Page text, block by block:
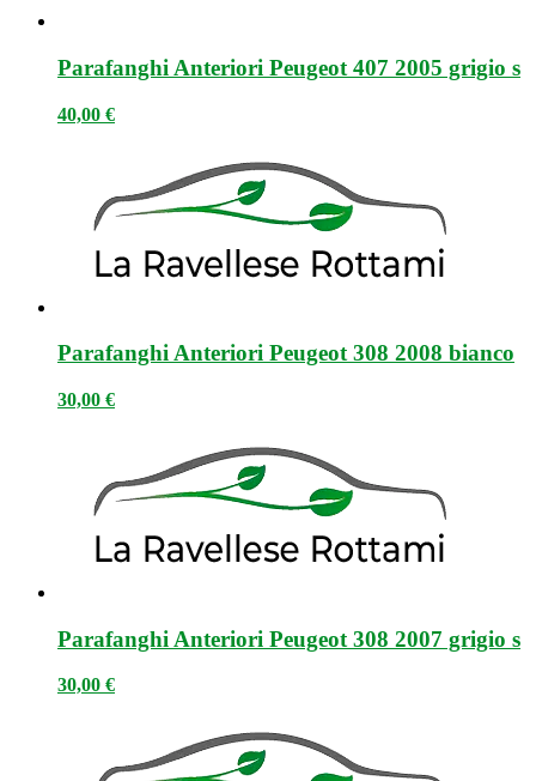
Parafanghi Anteriori Peugeot 407 2005 grigio s
40,00 €
Parafanghi Anteriori Peugeot 308 2008 bianco
30,00 €
Parafanghi Anteriori Peugeot 308 2007 grigio s
30,00 €